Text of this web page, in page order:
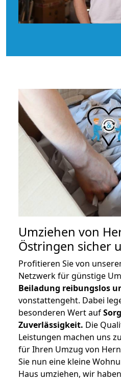
Umziehen von
Östringen sicher
Profitieren Sie von
Netzwerk für günstige
Beiladung reibungslos
vonstattengeht. Dabei
besonderen Wert auf
Zuverlässigkeit. Die
Leistungen machen uns
für Ihren Umzug von
Sie nun eine kleine
Haus umziehen, wir